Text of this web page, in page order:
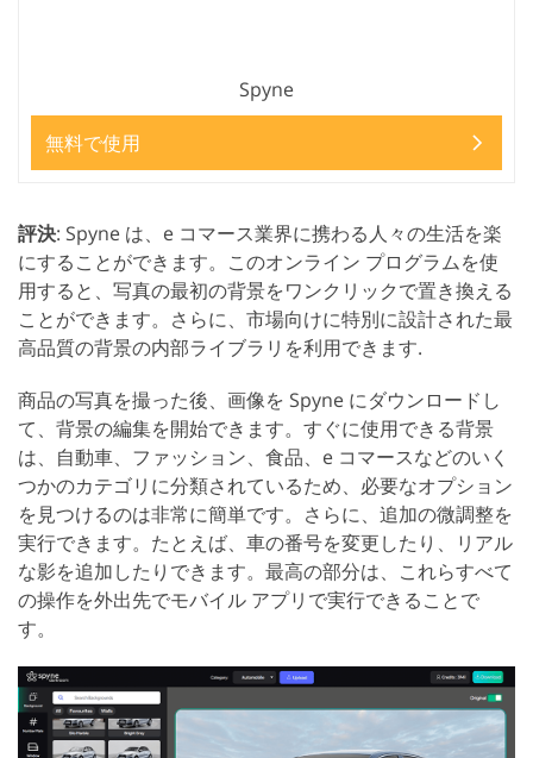
Spyne
無料で使用
評決: Spyne は、e コマース業界に携わる人々の生活を楽
にすることができます。このオンライン プログラムを使
用すると、写真の最初の背景をワンクリックで置き換える
ことができます。さらに、市場向けに特別に設計された最
高品質の背景の内部ライブラリを利用できます.
商品の写真を撮った後、画像を Spyne にダウンロードし
て、背景の編集を開始できます。すぐに使用できる背景
は、自動車、ファッション、食品、e コマースなどのいく
つかのカテゴリに分類されているため、必要なオプション
を見つけるのは非常に簡単です。さらに、追加の微調整を
実行できます。たとえば、車の番号を変更したり、リアル
な影を追加したりできます。最高の部分は、これらすべて
の操作を外出先でモバイル アプリで実行できることで
す。